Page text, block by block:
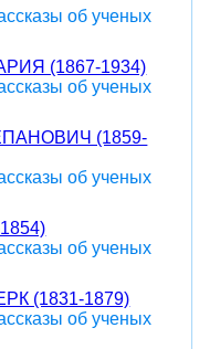
об ученых
(1867-1934)
об ученых
(1859-
об ученых
об ученых
(1831-1879)
об ученых